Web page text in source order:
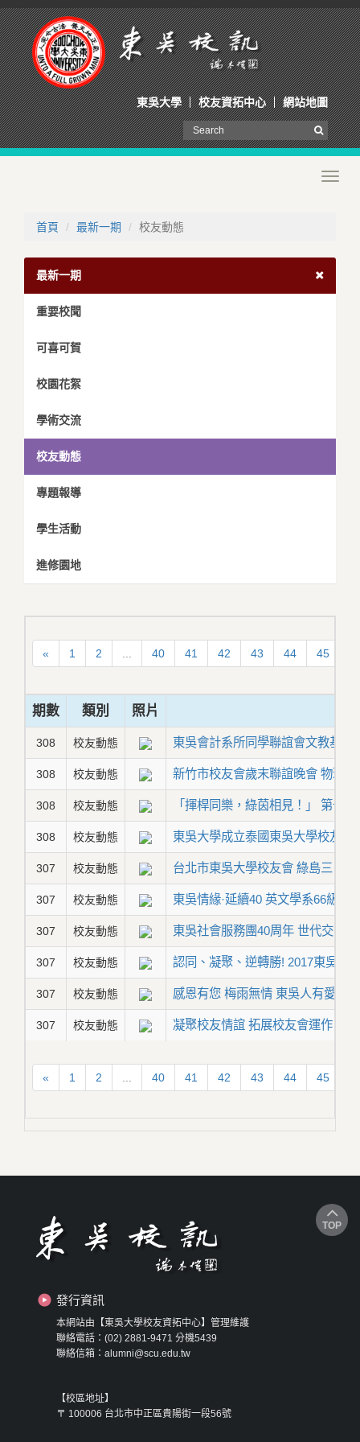
東吳大學 校友資拓中心 網站地圖
首頁 最新一期 校友動態
最新一期
重要校聞
可喜可賀
校園花絮
學術交流
校友動態
專題報導
學生活動
進修園地
« 1 2 40 41 42 43 44 45
期數 類別 照片
308 校友動態 東吳會計系所同學聯誼會文教基
308 校友動態 新竹市校友會歲末聯誼晚會 物理
308 校友動態 「揮桿同樂，綠茵相見！」 第十
308 校友動態 東吳大學成立泰國東吳大學校友
307 校友動態 台北市東吳大學校友會 綠島三日
307 校友動態 東吳情緣·延續40 英文學系66級系
307 校友動態 東吳社會服務團40周年 世代交替
307 校友動態 認同、凝聚、逆轉勝! 2017東吳大
307 校友動態 感恩有您 梅雨無情 東吳人有愛
307 校友動態 凝聚校友情誼 拓展校友會運作 潘
« 1 2 40 41 42 43 44 45
發行資訊
本網站由【東吳大學校友資拓中心】管理維護
聯絡電話：(02) 2881-9471 分機5439
聯絡信箱：alumni@scu.edu.tw
【校區地址】
〒 100006 台北市中正區貴陽街一段56號
TOP